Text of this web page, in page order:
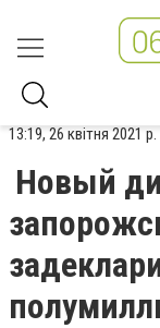
13:19, 26 квітня 2021 р.
Новый